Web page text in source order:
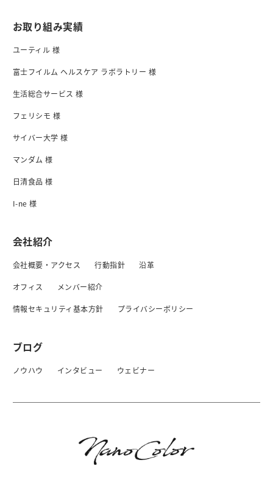
お取り組み実績
ユーティル 様
富士フイルム ヘルスケア ラボラトリー 様
生活総合サービス 様
フェリシモ 様
サイバー大学 様
マンダム 様
日清食品 様
I-ne 様
会社紹介
会社概要・アクセス 行動指針 沿革
オフィス メンバー紹介
情報セキュリティ基本方針 プライバシーボリシー
ブログ
ノウハウ インタビュー ウェビナー